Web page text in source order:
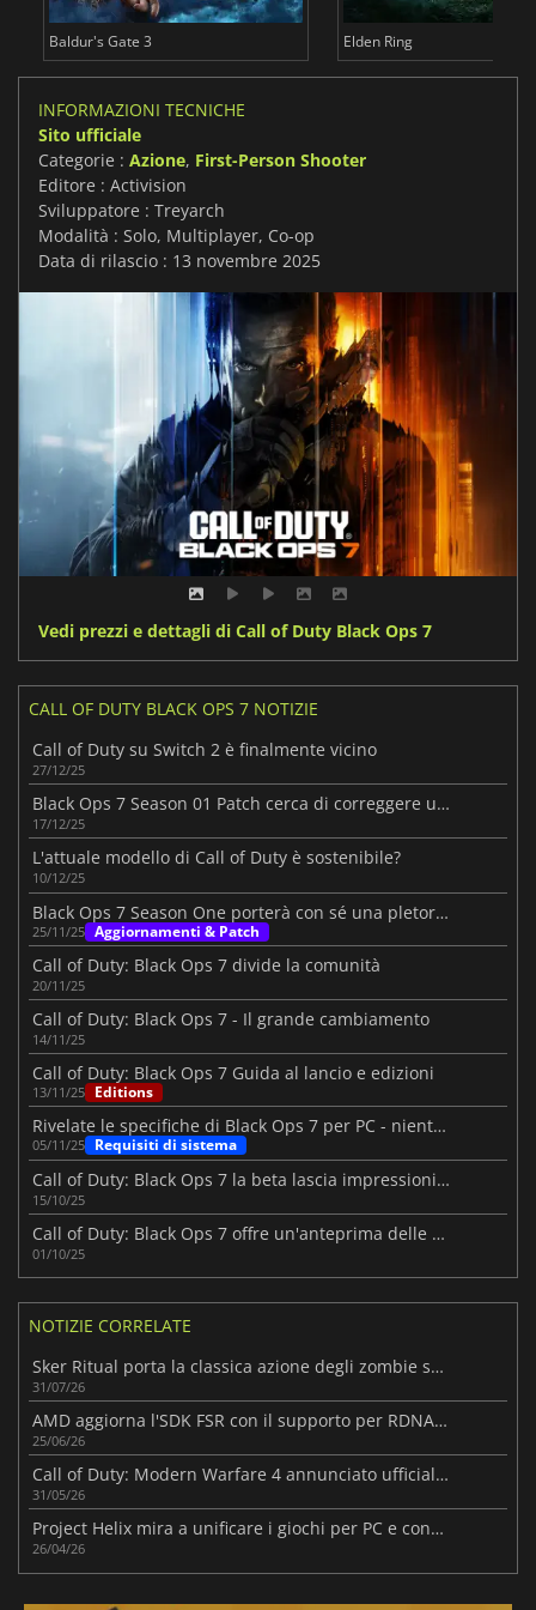
Baldur's Gate 3 Elden Ring
INFORMAZIONI TECNICHE
Sito ufficiale
Categorie : Azione, First-Person Shooter
Editore : Activision
Sviluppatore : Treyarch
Modalità : Solo, Multiplayer, Co-op
Data di rilascio : 13 novembre 2025
Vedi prezzi e dettagli di Call of Duty Black Ops 7
CALL OF DUTY BLACK OPS 7 NOTIZIE
Call of Duty su Switch 2 è finalmente vicino
27/12/25
Black Ops 7 Season 01 Patch cerca di correggere un inizio difficile
17/12/25
L'attuale modello di Call of Duty è sostenibile?
10/12/25
Black Ops 7 Season One porterà con sé una pletora di novità
25/11/25 Aggiornamenti & Patch
Call of Duty: Black Ops 7 divide la comunità
20/11/25
Call of Duty: Black Ops 7 - Il grande cambiamento
14/11/25
Call of Duty: Black Ops 7 Guida al lancio e edizioni
13/11/25 Editions
Rivelate le specifiche di Black Ops 7 per PC - niente early access
05/11/25 Requisiti di sistema
Call of Duty: Black Ops 7 la beta lascia impressioni positive
15/10/25
Call of Duty: Black Ops 7 offre un'anteprima delle sue mappe multiplayer
01/10/25
NOTIZIE CORRELATE
Sker Ritual porta la classica azione degli zombie su un'isola infestata
31/07/26
AMD aggiorna l'SDK FSR con il supporto per RDNA 3 e una tecnologia di rigenerazione dei raggi migliorata
25/06/26
Call of Duty: Modern Warfare 4 annunciato ufficialmente
31/05/26
Project Helix mira a unificare i giochi per PC e console sotto la nuova guida di Xbox
26/04/26